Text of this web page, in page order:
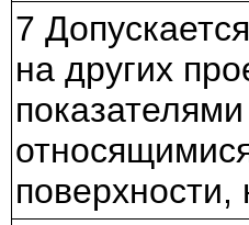
7
на других
поверхности,